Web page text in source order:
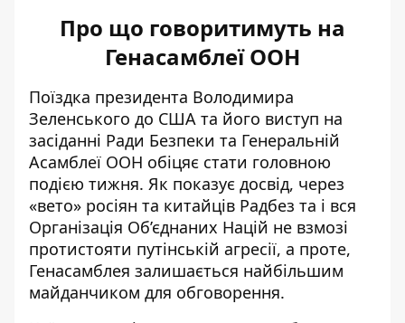
Про що говоритимуть на
Генасамблеї ООН
Поїздка президента Володимира
Зеленського до США та його виступ на
засіданні Ради Безпеки та Генеральній
Асамблеї ООН обіцяє стати головною
подією тижня. Як показує досвід, через
«вето» росіян та китайців Радбез та і вся
Організація Об’єднаних Націй не взмозі
протистояти путінській агресії, а проте,
Генасамблея залишається найбільшим
майданчиком для обговорення.